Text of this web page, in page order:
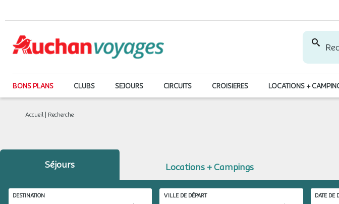
BONS PLANS CLUBS SEJOURS CIRCUITS CROISIERES LOCATIONS +
Accueil Recherche
Séjours Locations + Campings
DESTINATION VILLE DE DÉPART DATE DE